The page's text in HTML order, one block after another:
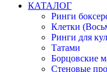
КАТАЛОГ
Ринги
Клетки
Ринги для
Татами
Борцовские
Стеновые